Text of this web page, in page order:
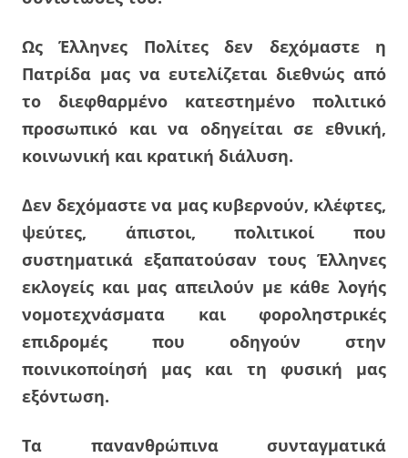
Ως Έλληνες Πολίτες δεν δεχόμαστε η
Πατρίδα μας να ευτελίζεται διεθνώς από
το διεφθαρμένο κατεστημένο πολιτικό
προσωπικό και να οδηγείται σε εθνική,
κοινωνική και κρατική διάλυση.
Δεν δεχόμαστε να μας κυβερνούν, κλέφτες,
ψεύτες, άπιστοι, πολιτικοί που
συστηματικά εξαπατούσαν τους Έλληνες
εκλογείς και μας απειλούν με κάθε λογής
νομοτεχνάσματα και φοροληστρικές
επιδρομές που οδηγούν στην
ποινικοποίησή μας και τη φυσική μας
εξόντωση.
Τα πανανθρώπινα συνταγματικά